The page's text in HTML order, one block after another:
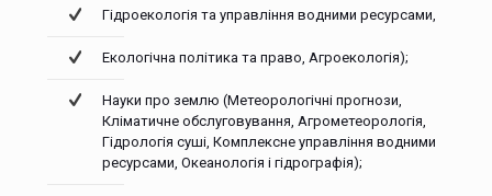
Гідроекологія та управління водними ресурсами,
Екологічна політика та право, Агроекологія);
Науки про землю (Метеорологічні прогнози,
Кліматичне обслуговування, Агрометеорологія,
Гідрологія суші, Комплексне управління водними
ресурсами, Океанологія і гідрографія);